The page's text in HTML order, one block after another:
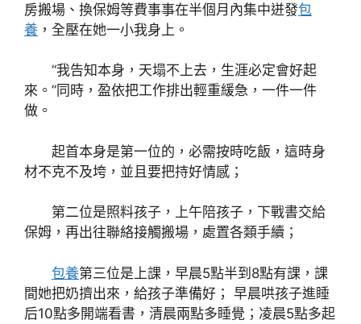
房搬場、換保姆等費事事在半個月內集中迸發包
養 ，全壓在她一小我身上。
“我告知本身，天塌不上去，生涯必定會好起
來。”同時，盈依把工作排出輕重緩急，一件一件
做。
起首本身是第一位的，必需按時吃飯，這時身
材不克不及垮，並且要把持好情感；
第二位是照料孩子，上午陪孩子，下戰書交給
保姆，再出往聯絡接觸搬場，處置各類手續；
包養第三位是上課，早晨5點半到8點有課，課
間她把奶擠出來，給孩子準備好； 早晨哄孩子進睡
后10點多開端看書，清晨兩點多睡覺；凌晨5點多起